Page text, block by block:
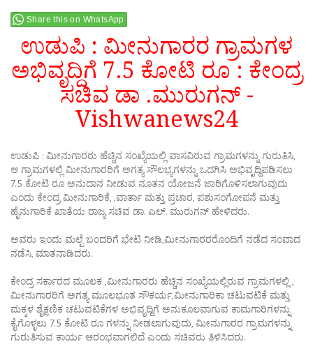
Share this on WhatsApp
ಉಡುಪಿ : ಮೀನುಗಾರರ ಗ್ರಾಮಗಳ
ಅಭಿವೃದ್ದಿಗೆ 7.5 ಕೋಟಿ ರೂ : ಕೇಂದ್ರ
ಸಚಿವ ಡಾ .ಮುರುಗನ್ -
Vishwanews24
ಉಡುಪಿ : ಮೀನುಗಾರರು ಹೆಚ್ಚಿನ ಸಂಖ್ಯೆಯಲ್ಲಿ ವಾಸವಿರುವ ಗ್ರಾಮಗಳನ್ನು ಗುರುತಿಸಿ,
ಆ ಗ್ರಾಮಗಳಲ್ಲಿ ಮೀನುಗಾರರಿಗೆ ಅಗತ್ಯ ಸೌಲಭ್ಯಗಳನ್ನು ಒದಗಿಸಿ ಅಭಿವೃದ್ದಿಪಡಿಸಲು
7.5 ಕೋಟಿ ರೂ ಅನುದಾನ ನೀಡುವ ನೂತನ ಯೋಜನೆ ಜಾರಿಗೊಳಿಸಲಾಗುವುದು
ಎಂದು ಕೇಂದ್ರ ಮೀನುಗಾರಿಕೆ, ,ವಾರ್ತಾ ಮತ್ತು ಪ್ರಚಾರ, ಪಶುಸಂಗೋಪನೆ ಮತ್ತು
ಹೈನುಗಾರಿಕೆ ಖಾತೆಯ ರಾಜ್ಯ ಸಚಿವ ಡಾ. ಎಲ್. ಮುರುಗನ್ ಹೇಳಿದರು.
ಅವರು ಇಂದು ಮಲ್ಪೆ ಬಂದರಿಗೆ ಭೇಟಿ ನೀಡಿ,ಮೀನುಗಾರರರೊಂದಿಗೆ ನಡೆದ ಸಂವಾದ
ನಡೆಸಿ, ಮಾತನಾಡಿದರು.
ಕೇಂದ್ರ ಸರ್ಕಾರದ ಮೂಲಕ ,ಮೀನುಗಾರರು ಹೆಚ್ಚಿನ ಸಂಖ್ಯೆಯಲ್ಲಿರುವ ಗ್ರಾಮಗಳಲ್ಲಿ ,
ಮೀನುಗಾರರಿಗೆ ಅಗತ್ಯ ಮೂಲಭೂತ ಸೌಕರ್ಯ,ಮೀನುಗಾರಿಕಾ ಚಟುವಟಿಕೆ ಮತ್ತು
ಮಕ್ಕಳ ಶೈಕ್ಷಣಿಕ ಚಟುವಟಿಕೆಗಳ ಅಭಿವೃದ್ದಿಗೆ ಅನುಕೂಲವಾಗುವ ಕಾಮಗಾರಿಗಳನ್ನು
ಕೈಗೊಳ್ಳಲು 7.5 ಕೋಟಿ ರೂ ಗಳನ್ನು ನೀಡಲಾಗುವುದು, ಮೀನುಗಾರರ ಗ್ರಾಮಗಳನ್ನು
ಗುರುತಿಸುವ ಕಾರ್ಯ ಆರಂಭವಾಗಲಿದೆ ಎಂದು ಸಚಿವರು ತಿಳಿಸಿದರು.